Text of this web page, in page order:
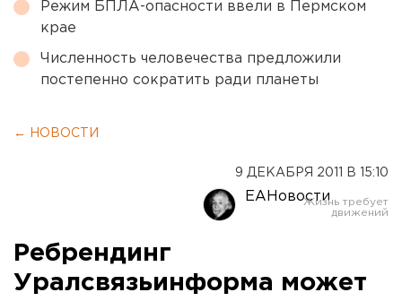
Режим БПЛА-опасности ввели в Пермском
крае
Численность человечества предложили
постепенно сократить ради планеты
← НОВОСТИ
9 ДЕКАБРЯ 2011 В 15:10
ЕАНовости
Ребрендинг
Уралсвязьинформа может